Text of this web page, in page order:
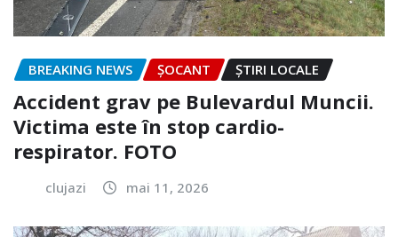
BREAKING NEWS ȘOCANT ȘTIRI LOCALE
Accident grav pe Bulevardul Muncii.
Victima este în stop cardio-
respirator. FOTO
clujazi mai 11, 2026